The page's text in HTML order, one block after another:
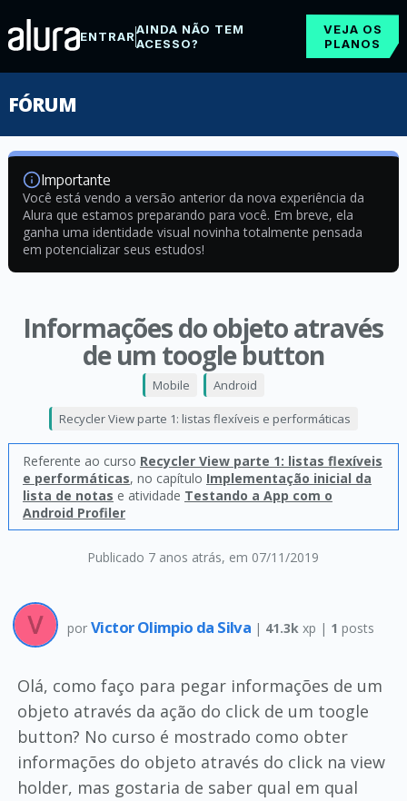
ENTRARAINDA NÃO TEM
ACESSO?
VEJA OS
PLANOS
FÓRUM
Importante
Você está vendo a versão anterior da nova experiência da
Alura que estamos preparando para você. Em breve, ela
ganha uma identidade visual novinha totalmente pensada
em potencializar seus estudos!
Informações do objeto através
de um toogle button
Publicado 7 anos atrás, em 07/11/2019
Mobile Android
Recycler View parte 1: listas flexíveis e performáticas
Referente ao curso Recycler View parte 1: listas flexíveis
e performáticas, no capítulo Implementação inicial da
lista de notas e atividade Testando a App com o
Android Profiler
por Victor Olimpio da Silva | 41.3k xp | 1 posts
Olá, como faço para pegar informações de um
objeto através da ação do click de um toogle
button? No curso é mostrado como obter
informações do objeto através do click na view
holder, mas gostaria de saber qual em qual